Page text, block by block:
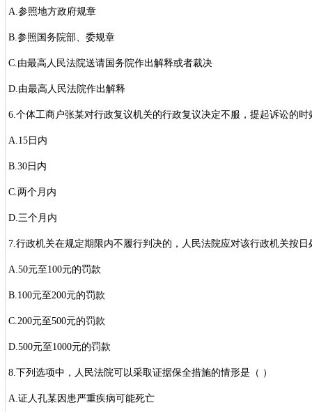
A.参照地方政府规章
B.参照国务院部、委规章
C.由最高人民法院送请国务院作出解释或者裁决
D.由最高人民法院作出解释
6.个体工商户张某对行政复议机关的行政复议决定不服，提起诉讼的
A.15日内
B.30日内
C.两个月内
D.三个月内
7.行政机关在规定期限内不履行判决的，人民法院应对该行政机关按日
A.50元至100元的罚款
B.100元至200元的罚款
C.200元至500元的罚款
D.500元至1000元的罚款
8.下列选项中，人民法院可以采取证据保全措施的情形是（ ）
A.证人孔某因患严重疾病可能死亡